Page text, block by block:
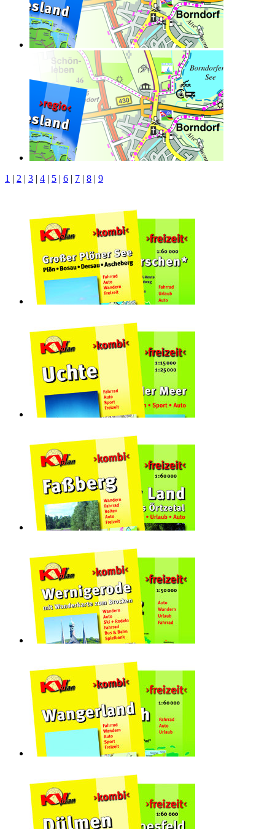
1 | 2 | 3 | 4 | 5 | 6 | 7 | 8 | 9